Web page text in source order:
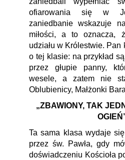
ofiarowania się w
zaniedbanie wskazuje
miłości, a to oznacza,
udziału w Królestwie.
o tej klasie: na przykład
przez głupie panny,
wesele, a zatem nie
Oblubienicy, Małżonki
„ZBAWIONY, TAK
Ta sama klasa wydaje
przez św. Pawła, gdy
doświadczeniu Kościoła